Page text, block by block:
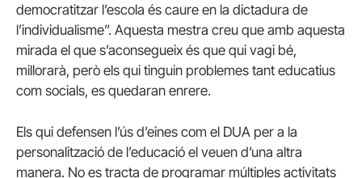
democratitzar l’escola és caure en la dictadura de
l’individualisme”. Aquesta mestra creu que amb aquesta
mirada el que s’aconsegueix és que qui vagi bé,
millorarà, però els qui tinguin problemes tant educatius
com socials, es quedaran enrere.
Els qui defensen l’ús d’eines com el DUA per a la
personalització de l’educació el veuen d’una altra
manera. No es tracta de programar múltiples activitats